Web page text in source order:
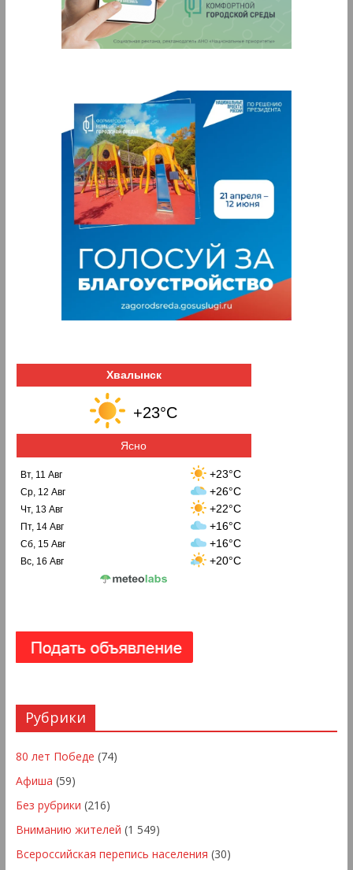
Хвалынск
+23°C
Ясно
Вт, 11 Авг +23°C
Ср, 12 Авг +26°C
Чт, 13 Авг +22°C
Пт, 14 Авг +16°C
Сб, 15 Авг +16°C
Вс, 16 Авг +20°C
Рубрики
80 лет Победе (74)
Афиша (59)
Без рубрики (216)
Вниманию жителей (1 549)
Всероссийская перепись населения (30)